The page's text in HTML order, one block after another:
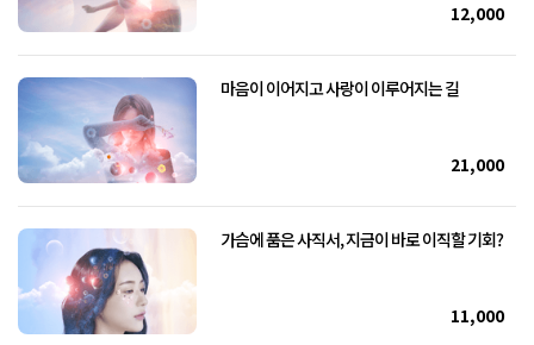
12,000
마음이 이어지고 사랑이 이루어지는 길
21,000
가슴에 품은 사직서, 지금이 바로 이직할 기회?
11,000